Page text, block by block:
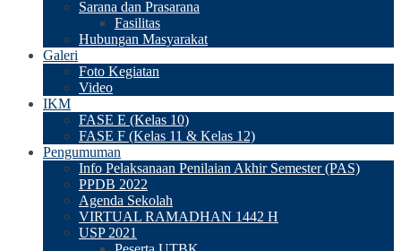
Sarana dan Prasarana
Fasilitas
Hubungan Masyarakat
Galeri
Foto Kegiatan
Video
IKM
FASE E (Kelas 10)
FASE F (Kelas 11 & Kelas 12)
Pengumuman
Info Pelaksanaan Penilaian Akhir Semester (PAS)
PPDB 2022
Agenda Sekolah
VIRTUAL RAMADHAN 1442 H
USP 2021